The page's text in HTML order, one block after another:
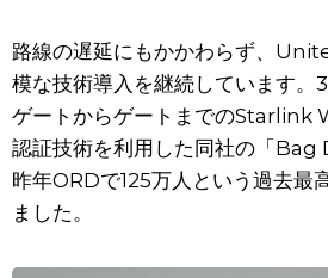
路線の遅延にもかかわらず、
模な技術導入を継続しています。
ゲートからゲートまでのStarlink
認証技術を利用した同社の「
昨年ORDで125万人という過去最
ました。